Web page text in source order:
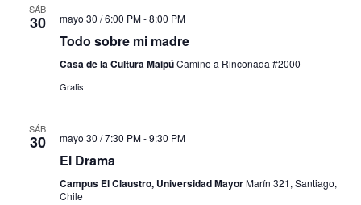
SÁB
30 mayo 30 / 6:00 PM-8:00 PM
Todo sobre mi madre
Casa de la Cultura MaipúCamino a Rinconada #2000
Gratis
SÁB
30 mayo 30 / 7:30 PM-9:30 PM
El Drama
Campus El Claustro, Universidad MayorMarín 321, Santiago,
Chile